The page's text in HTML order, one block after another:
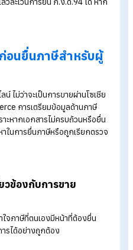
รรมดา
.ด. 94
จว่าต้องยื่น ภ.ง.ด.94 ทุกคน แต่ใน
(ภ.ง.ด.94) จะใช้กับผู้ที่มีเงินได้ตา
จากการค้าขายหรือประกอบธุรกิจ
นครึ่งปีแรก ดังนี้
ที่จัดหาวัสดุเอง เช่น รับเหมาก่อสร้
งพนักงาน, จัดงานอีเวนต์ มีต้นทุน
กร/นักแสดง
จส่วนตัว เช่น เปิดร้านอาหาร, ขายข